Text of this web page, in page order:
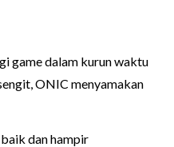
game dalam kurun waktu
ONIC menyamakan
dan hampir